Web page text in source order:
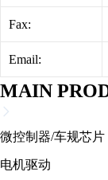
Fax:
Email:
MAIN
微控制器/车规芯片
电机驱动